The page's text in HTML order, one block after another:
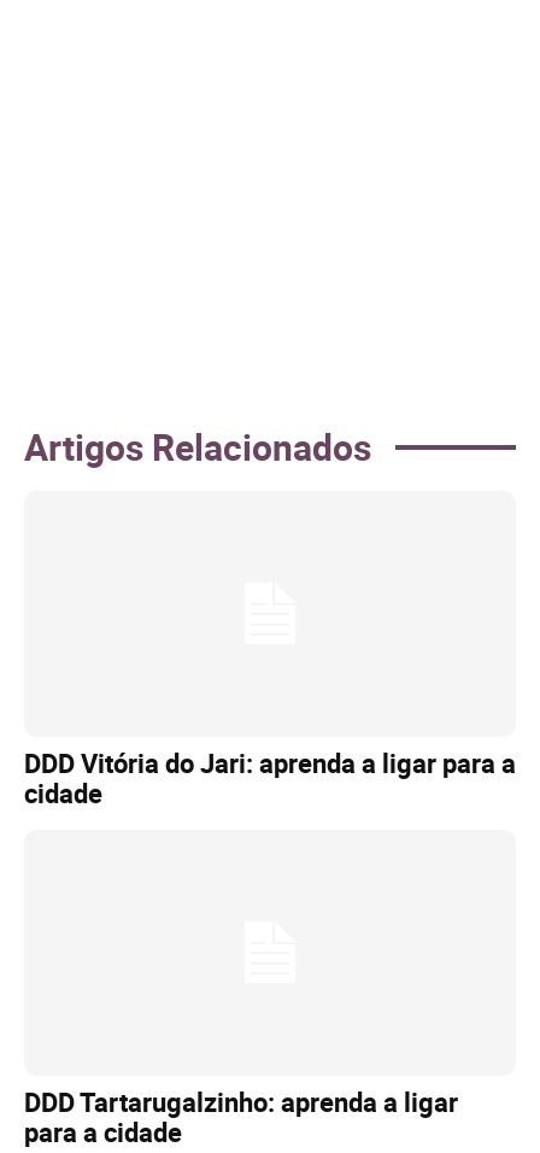
Artigos Relacionados
DDD Vitória do Jari: aprenda a ligar para a
cidade
DDD Tartarugalzinho: aprenda a ligar
para a cidade